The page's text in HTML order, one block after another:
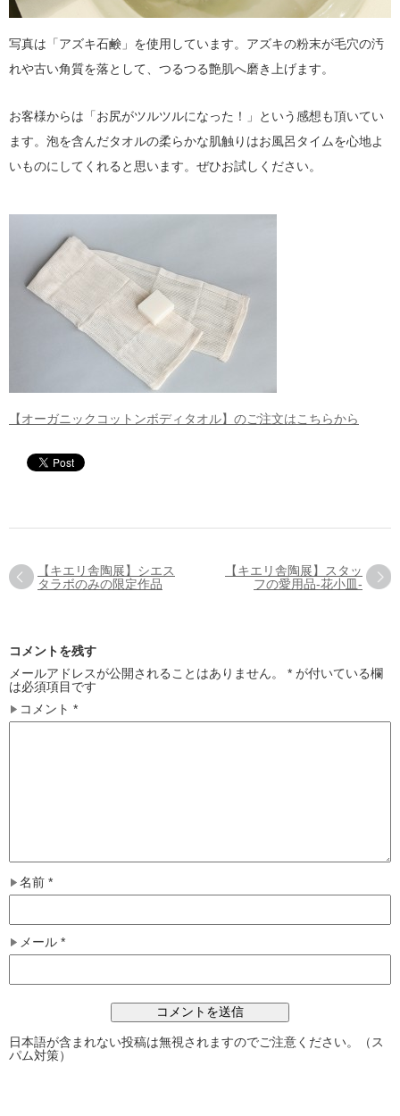
写真は「アズキ石鹸」を使用しています。アズキの粉末が毛穴の汚
れや古い角質を落として、つるつる艶肌へ磨き上げます。
お客様からは「お尻がツルツルになった！」という感想も頂いてい
ます。泡を含んだタオルの柔らかな肌触りはお風呂タイムを心地よ
いものにしてくれると思います。ぜひお試しください。
【オーガニックコットンボディタオル】のご注文はこちらから
【キエリ舎陶展】シエス
タラボのみの限定作品
【キエリ舎陶展】スタッ
フの愛用品-花小皿-
コメントを残す
メールアドレスが公開されることはありません。
* が付いている欄
は必須項目です
コメント *
名前 *
メール *
日本語が含まれない投稿は無視されますのでご注意ください。（ス
パム対策）